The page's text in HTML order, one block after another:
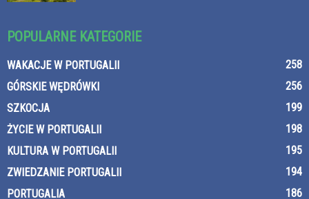
POPULARNE KATEGORIE
WAKACJE W PORTUGALII
258
GÓRSKIE WĘDRÓWKI
256
SZKOCJA
199
ŻYCIE W PORTUGALII
198
KULTURA W PORTUGALII
195
ZWIEDZANIE PORTUGALII
194
PORTUGALIA
186